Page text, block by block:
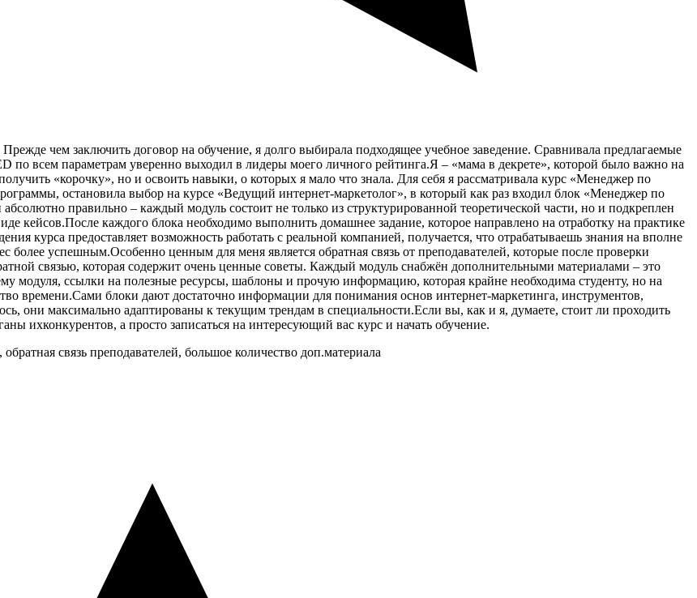
чем заключить договор на обучение, я долго выбирала подходящее учебное заведение. Сравнивала предлагаемые
по всем параметрам уверенно выходил в лидеры моего личного рейтинга.Я – «мама в декрете», которой было важно на
«корочку», но и освоить навыки, о которых я мало что знала. Для себя я рассматривала курс «Менеджер по
остановила выбор на курсе «Ведущий интернет-маркетолог», в который как раз входил блок «Менеджер по
правильно – каждый модуль состоит не только из структурированной теоретической части, но и подкреплен
кейсов.После каждого блока необходимо выполнить домашнее задание, которое направлено на отработку на практике
курса предоставляет возможность работать с реальной компанией, получается, что отрабатываешь знания на вполне
более успешным.Особенно ценным для меня является обратная связь от преподавателей, которые после проверки
связью, которая содержит очень ценные советы. Каждый модуль снабжён дополнительными материалами – это
модуля, ссылки на полезные ресурсы, шаблоны и прочую информацию, которая крайне необходима студенту, но на
времени.Сами блоки дают достаточно информации для понимания основ интернет-маркетинга, инструментов,
они максимально адаптированы к текущим трендам в специальности.Если вы, как и я, думаете, стоит ли проходить
ихконкурентов, а просто записаться на интересующий вас курс и начать обучение.
связь преподавателей, большое количество доп.материала